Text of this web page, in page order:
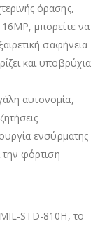
όρασης,
μπορείτε να
σαφήνεια
και υποβρύχια
αυτονομία,
ενσύρματης
την φόρτιση
STD-810H, το